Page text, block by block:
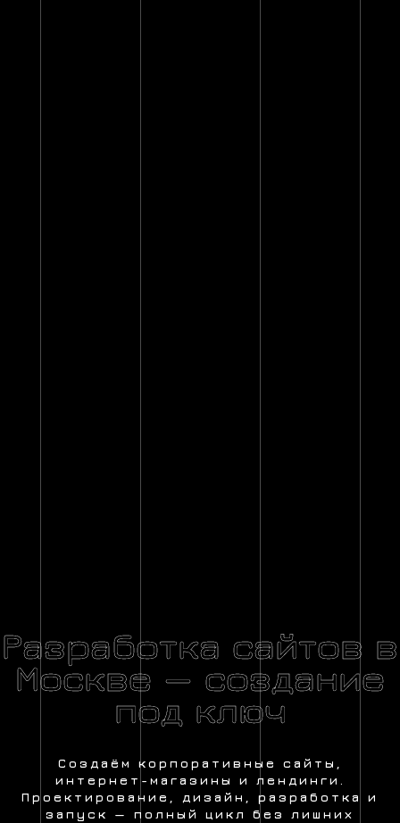
Разработка сайтов в
Москве — создание
под ключ
Создаём корпоративные сайты,
интернет-магазины и лендинги.
Проектирование, дизайн, разработка и
запуск — полный цикл без лишних